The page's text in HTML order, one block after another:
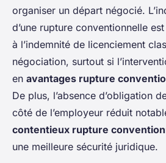
organiser un départ négocié.
d’une rupture conventionnelle
à l’indemnité de licenciement
négociation, surtout si
en avantages rupture
De plus, l’absence d’obligation
côté de l’employeur réduit
contentieux rupture
une meilleure sécurité juridique.